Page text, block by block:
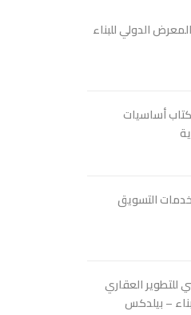
الدولي للبناء
أساسيات
التسويق
العقاري
– بيلدكس